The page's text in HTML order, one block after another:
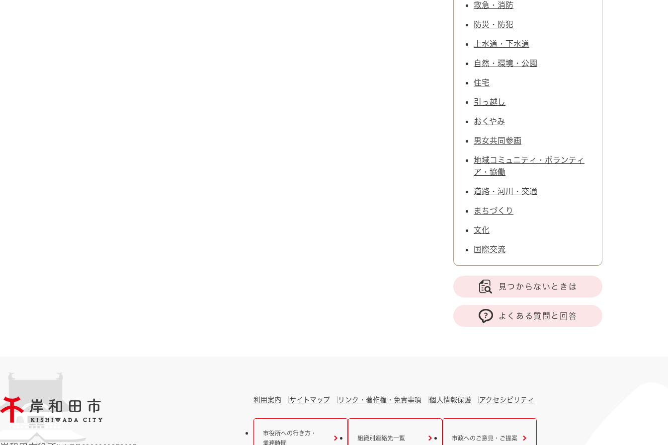
救急・消防
防災・防犯
上水道・下水道
自然・環境・公園
住宅
引っ越し
おくやみ
男女共同参画
地域コミュニティ・ボランティ
ア・協働
道路・河川・交通
まちづくり
文化
国際交流
見つからないときは
よくある質問と回答
利用案内 サイトマップ リンク・著作権・免責事項 個人情報保護 アクセシビリティ
市役所への行き方・
業務時間
組織別連絡先一覧 市政へのご意見・ご提案